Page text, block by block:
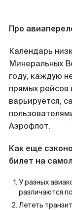
Про
Календарь
Минеральных
году, каждую
прямых рейсов
варьируется,
Аэрофлот.
Как еще
билет на
У разных
различаются
Лететь